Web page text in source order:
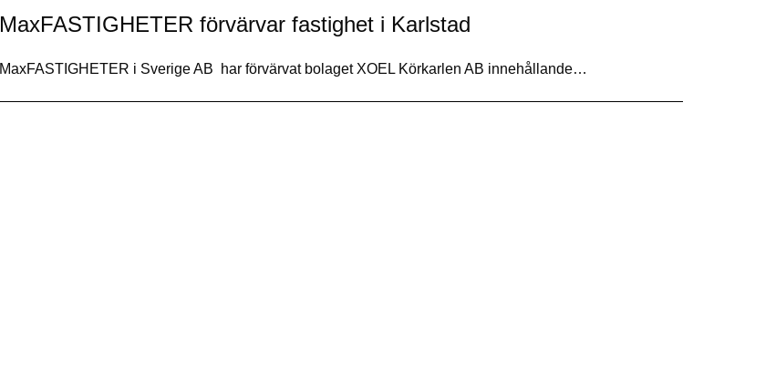
MaxFASTIGHETER förvärvar fastighet i Karlstad
MaxFASTIGHETER i Sverige AB har förvärvat bolaget XOEL Körkarlen AB innehållande…